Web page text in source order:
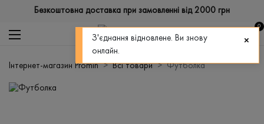
Безкоштовна доставка при замовленні від 2000 грн
0
Інтернет-магазин Promin Всі товари Футболка
З'єднання відновлене. Ви знову
онлайн.